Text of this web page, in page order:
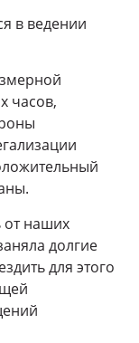
в ведении
часов,
от наших
долгие
для этого